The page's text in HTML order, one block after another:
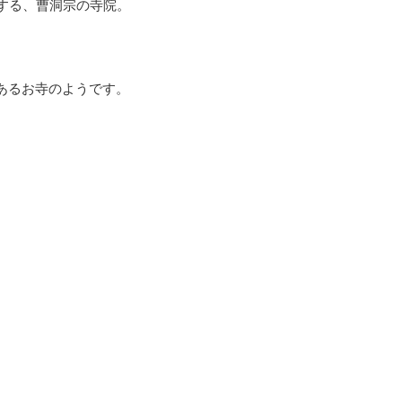
、曹洞宗の寺院。
お寺のようです。